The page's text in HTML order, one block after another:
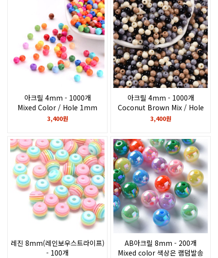
아크릴 4mm - 1000개
Mixed Color / Hole 1mm
3,400원
아크릴 4mm - 1000개
Coconut Brown Mix / Hole
1mm
3,400원
레진 8mm(레인보우스트라이프)
- 100개
AB아크릴 8mm - 200개
Mixed color 색상은 램덤발송